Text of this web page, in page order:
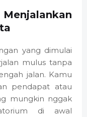
yang dimulai
mulus tanpa
jalan. Kamu
pendapat atau
mungkin nggak
di awal